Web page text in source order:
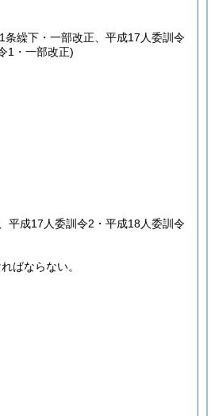
繰下・一部改正、平成17人委訓令
1・一部改正)
平成17人委訓令2・平成18人委訓令
ばならない。